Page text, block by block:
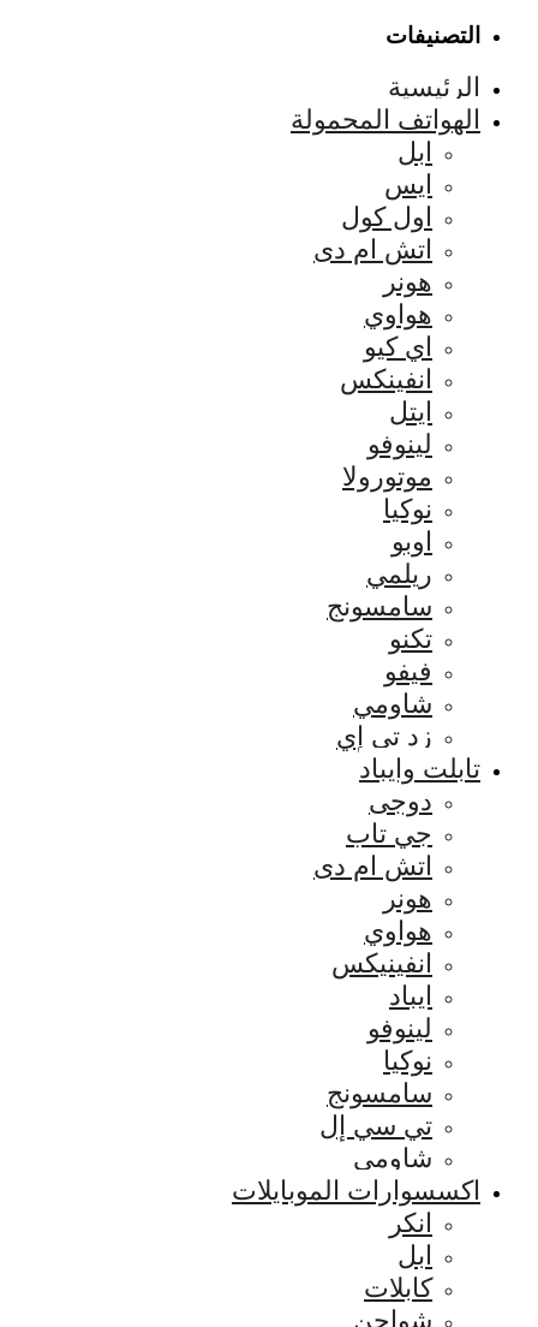
التصنيفات
الرئيسية
الهواتف المحمولة
ابل
ايس
اول كول
اتش ام دى
هونر
هواوي
اي كيو
انفينكس
ايتل
لينوفو
موتورولا
نوكيا
اوبو
ريلمي
سامسونج
تكنو
فيفو
شاومي
زد تي إي
تابلت وايباد
دوجى
جي تاب
اتش ام دى
هونر
هواوي
انفينيكس
ايباد
لينوفو
نوكيا
سامسونج
تي سي إل
شاومي
اكسسوارات الموبايلات
انكر
ابل
كابلات
شواحن